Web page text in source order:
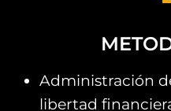
Administración
libertad